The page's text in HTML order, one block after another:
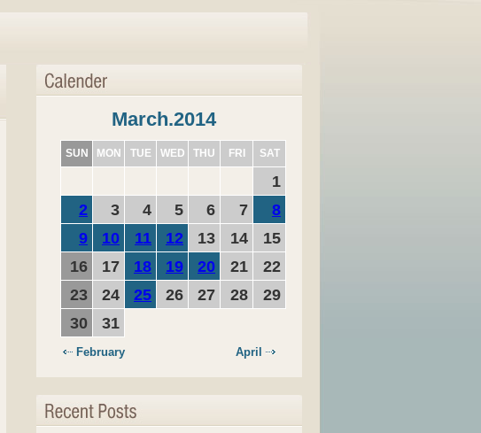
March.2014
SUN MON TUE WED THU FRI SAT
1
2
3 4 5 6 7
8
9
10 11 12 13 14
15
16
17 18 19 20 21
22
23
24 25 26 27 28
29
30
31
February April